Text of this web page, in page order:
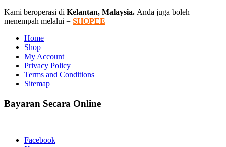
Kami beroperasi di Kelantan, Malaysia. Anda juga boleh
menempah melalui = SHOPEE
Home
Shop
My Account
Privacy Policy
Terms and Conditions
Sitemap
Bayaran Secara Online
Facebook